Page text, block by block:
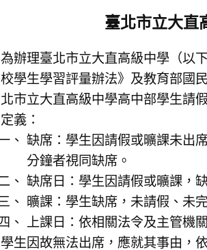
臺北市立大直
為辦理臺北市立大直高級中學（以
校學生學習評量辦法》及教育部國
北市立大直高級中學高中部學生請
定義：
缺席：學生因請假或曠課未出
分鐘者視同缺席。
缺席日：學生因請假或曠課，
曠課：學生缺席，未請假、未
上課日：依相關法令及主管機
學生因故無法出席，應就其事由，